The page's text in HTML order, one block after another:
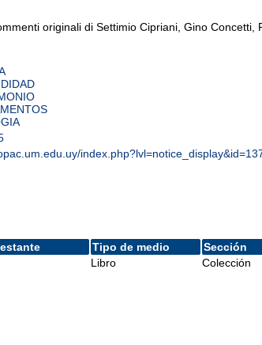
originali di Settimio Cipriani, Gino Concetti,
Tipo de medio Sección
Libro Colección